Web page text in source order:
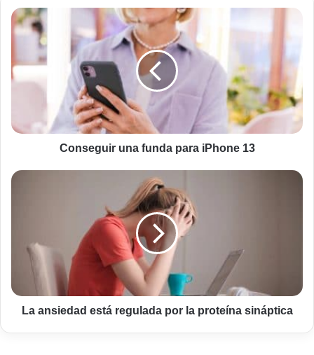
Conseguir
una
funda
para
iPhone
Conseguir una funda para iPhone 13
La
La ansiedad está regulada por la proteína sináptica